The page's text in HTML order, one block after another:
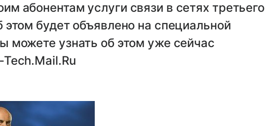
абонентам услуги связи в сетях третьего
этом будет объявлено на специальной
можете узнать об этом уже сейчас